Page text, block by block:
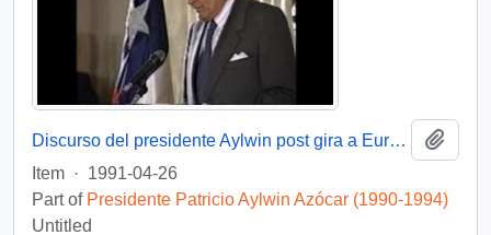
Discurso del presidente Aylwin post gira a Europa : video
Item · 1991-04-26
Part of Presidente Patricio Aylwin Azócar (1990-1994)
Untitled